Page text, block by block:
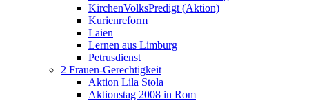
KirchenVolksPredigt (Aktion)
Kurienreform
Laien
Lernen aus Limburg
Petrusdienst
2 Frauen-Gerechtigkeit
Aktion Lila Stola
Aktionstag 2008 in Rom